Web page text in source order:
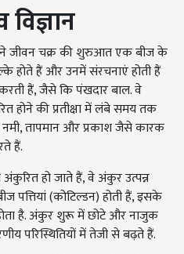
जीवन चक्र की शुरुआत एक बीज के
होते हैं और उनमें संरचनाएं होती हैं
हैं, जैसे कि पंखदार बाल. वे
होने की प्रतीक्षा में लंबे समय तक
नमी, तापमान और प्रकाश जैसे कारक
हैं.
हो जाते हैं, वे अंकुर उत्पन्न
पत्तियां (कोटिल्डन) होती हैं, इसके
है. अंकुर शुरू में छोटे और नाजुक
परिस्थितियों में तेजी से बढ़ते हैं.